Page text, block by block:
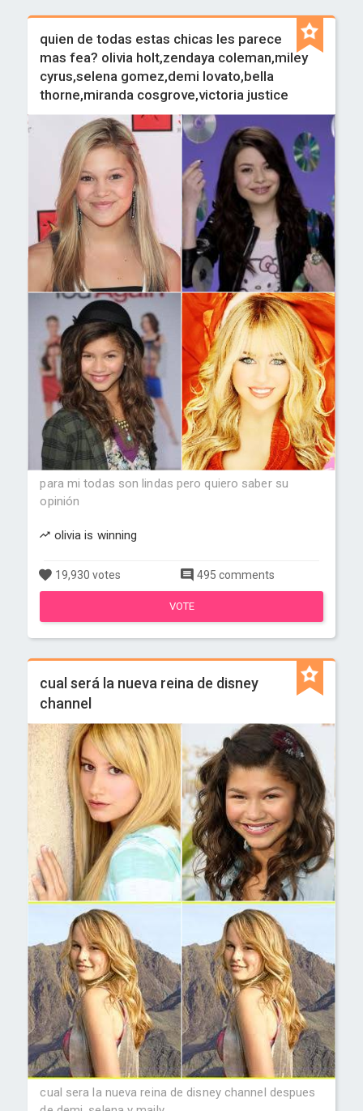
quien de todas estas chicas les parece
mas fea? olivia holt,zendaya coleman,miley
cyrus,selena gomez,demi lovato,bella
thorne,miranda cosgrove,victoria justice
para mi todas son lindas pero quiero saber su
opinión
olivia is winning
19,930 votes 495 comments
VOTE
cual será la nueva reina de disney
channel
cual sera la nueva reina de disney channel despues